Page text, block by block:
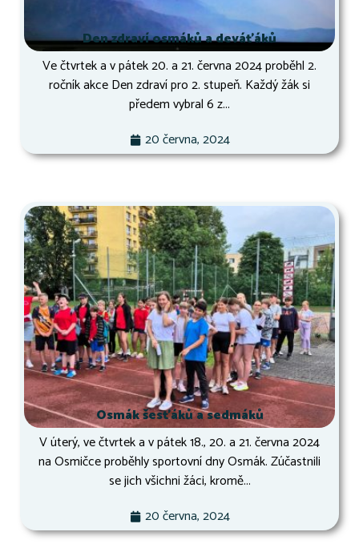
Den zdraví osmáků a deváťáků
Ve čtvrtek a v pátek 20. a 21. června 2024 proběhl 2.
ročník akce Den zdraví pro 2. stupeň. Každý žák si
předem vybral 6 z...
20 června, 2024
Osmák šesťáků a sedmáků
V úterý, ve čtvrtek a v pátek 18., 20. a 21. června 2024
na Osmičce proběhly sportovní dny Osmák. Zúčastnili
se jich všichni žáci, kromě...
20 června, 2024